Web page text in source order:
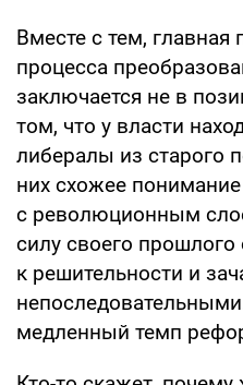
Вместе с тем, главная
процесса
заключается не в
том, что у власти
либералы из старого
них схожее
с революционным
силу своего
к решительности и
медленный темп